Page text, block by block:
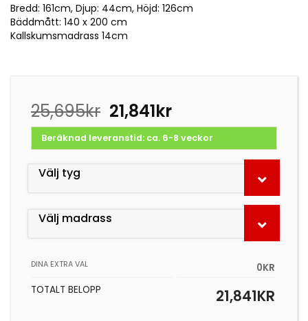
Bredd: 161cm, Djup: 44cm, Höjd: 126cm
Bäddmått: 140 x 200 cm
Kallskumsmadrass 14cm
25,695kr Det
ursprungliga
priset
var:
25,695kr.
21,841krDet
nuvarande
priset
är:
21,841kr.
Beräknad leveranstid: ca. 6-8 veckor
Välj tyg
Välj madrass
DINA EXTRA VAL
0KR
TOTALT BELOPP
21,841KR